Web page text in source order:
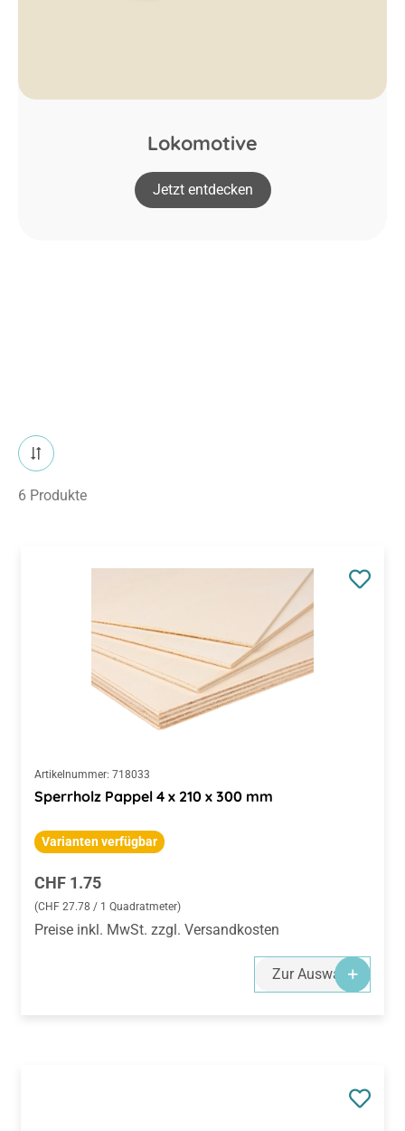
Lokomotive
Jetzt entdecken
6 Produkte
Artikelnummer: 718033
Sperrholz Pappel 4 x 210 x 300 mm
Varianten verfügbar
Regulärer Preis:
CHF 1.75
(CHF 27.78 / 1 Quadratmeter)
Preise inkl. MwSt. zzgl. Versandkosten
Zur Auswahl